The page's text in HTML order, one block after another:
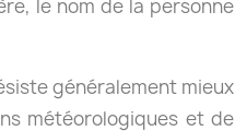
le nom de la personne
généralement mieux
météorologiques et de